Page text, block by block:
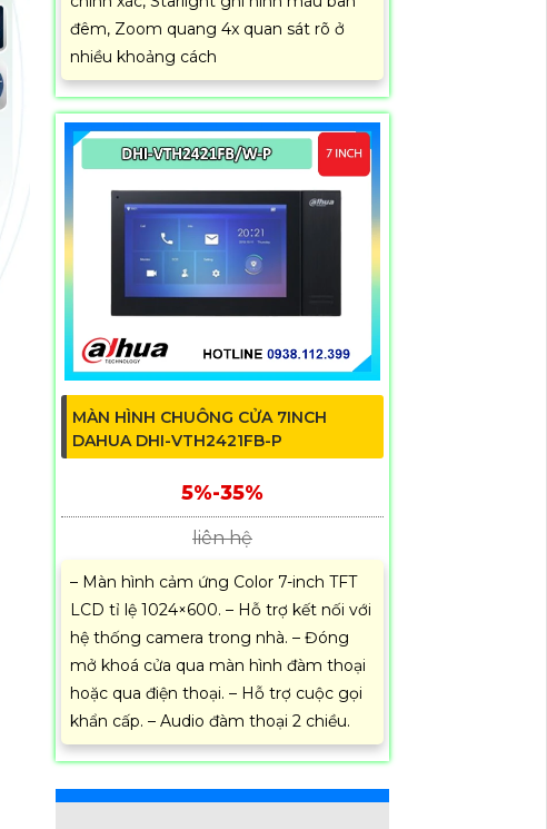
đêm, Zoom quang 4x quan sát rõ ở
nhiều khoảng cách
MÀN HÌNH CHUÔNG CỬA 7INCH
DAHUA DHI-VTH2421FB-P
5%-35%
liên hệ
– Màn hình cảm ứng Color 7-inch TFT
LCD tỉ lệ 1024×600. – Hỗ trợ kết nối với
hệ thống camera trong nhà. – Đóng
mở khoá cửa qua màn hình đàm thoại
hoặc qua điện thoại. – Hỗ trợ cuộc gọi
khẩn cấp. – Audio đàm thoại 2 chiều.